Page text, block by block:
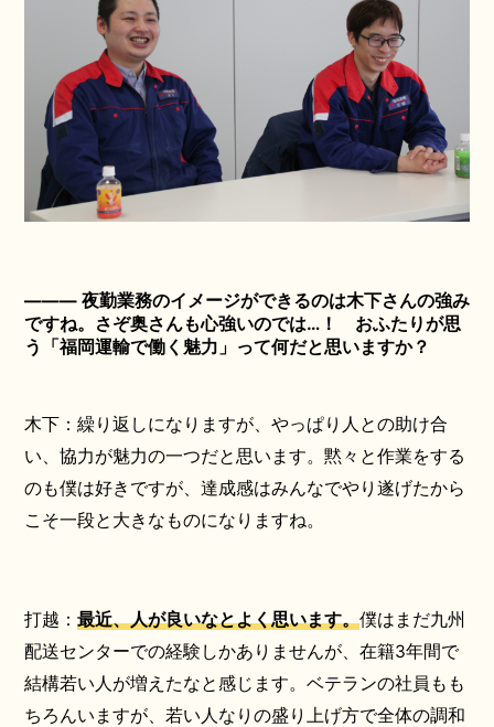
――― 夜勤業務のイメージができるのは木下さんの強み
ですね。さぞ奥さんも心強いのでは…！ おふたりが思
う「福岡運輸で働く魅力」って何だと思いますか？
木下：繰り返しになりますが、やっぱり人との助け合
い、協力が魅力の一つだと思います。黙々と作業をする
のも僕は好きですが、達成感はみんなでやり遂げたから
こそ一段と大きなものになりますね。
打越： 最近、人が良いなとよく思います。僕はまだ九州
配送センターでの経験しかありませんが、在籍3年間で
結構若い人が増えたなと感じます。ベテランの社員もも
ちろんいますが、若い人なりの盛り上げ方で全体の調和